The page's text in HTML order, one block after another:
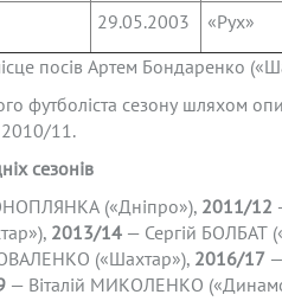
29.05.2003 «Рух»
посів Артем Бондаренко
футболіста сезону шляхом
2010/11.
сезонів
(«Дніпро»), 2011/12
2013/14 — Сергій БОЛБАТ
(«Шахтар»), 2016/17
— Віталій МИКОЛЕНКО